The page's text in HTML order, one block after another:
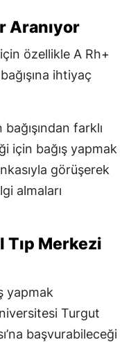
Aranıyor
özellikle A Rh+
ihtiyaç
farklı
için bağış yapmak
görüşerek
almaları
Tıp Merkezi
yapmak
Turgut
başvurabileceği